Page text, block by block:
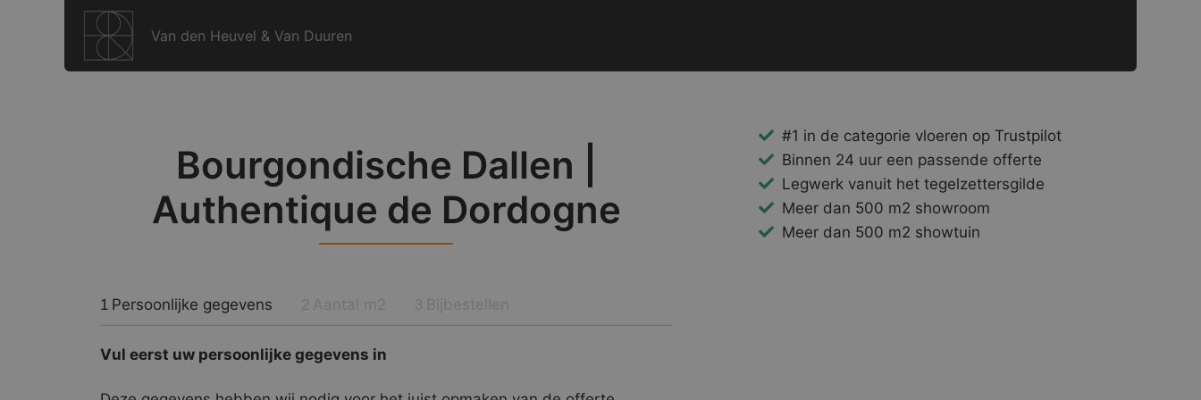
Van den Heuvel & Van Duuren
Bourgondische Dallen |
Authentique de Dordogne
1 Persoonlijke gegevens
Vul eerst uw persoonlijke gegevens in
#1 in de categorie vloeren op Trustpilot
Binnen 24 uur een passende offerte
Legwerk vanuit het tegelzettersgilde
Meer dan 500 m2 showroom
Meer dan 500 m2 showtuin